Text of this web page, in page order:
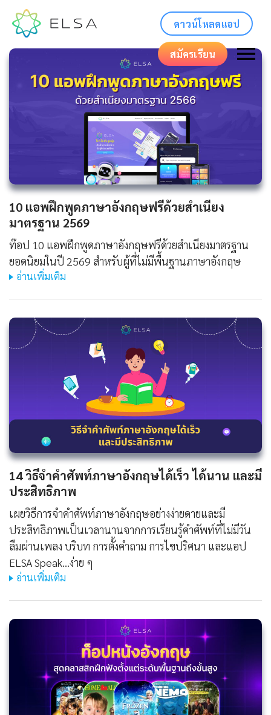
ดาวน์โหลดแอป
สมัครเรียน
10 แอพฝึกพูดภาษาอังกฤษฟรีด้วยสำเนียง
มาตรฐาน 2569
ท๊อป 10 แอพฝึกพูดภาษาอังกฤษฟรีด้วยสำเนียงมาตรฐาน
ยอดนิยมในปี 2569 สำหรับผู้ที่ไม่มีพื้นฐานภาษาอังกฤษ
อ่านเพิ่มเติม
14 วิธีจําคําศัพท์ภาษาอังกฤษได้เร็ว ได้นาน และมี
ประสิทธิภาพ
เผยวิธีการจำคำศัพท์ภาษาอังกฤษอย่างง่ายดายและมี
ประสิทธิภาพเป็นเวลานานจากการเรียนรู้คำศัพท์ที่ไม่มีวัน
ลืมผ่านเพลง บริบท การตั้งคำถาม การไขปริศนา และแอป
ELSA Speak...ง่าย ๆ
อ่านเพิ่มเติม